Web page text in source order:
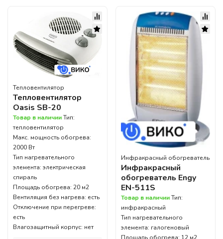
Тепловентилятор
Тепловентилятор
Oasis SB-20
Товар в наличииТип:
тепловентилятор
Макс. мощность обогрева:
2000 Вт
Тип нагревательного
элемента: электрическая
спираль
Площадь обогрева: 20 м2
Вентиляция без нагрева: есть
Отключение при перегреве:
есть
Влагозащитный корпус: нет
Инфракрасный обогреватель
Инфракрасный
обогреватель Engy
EN-511S
Товар в наличииТип:
инфракрасный
Тип нагревательного
элемента: галогеновый
Площадь обогрева: 12 м2